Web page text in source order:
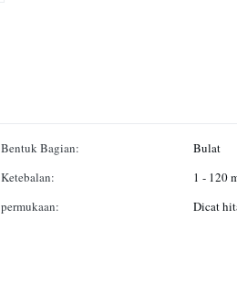
Bentuk Bagian:
Bulat
Ketebalan:
1 - 120
permukaan:
Dicat